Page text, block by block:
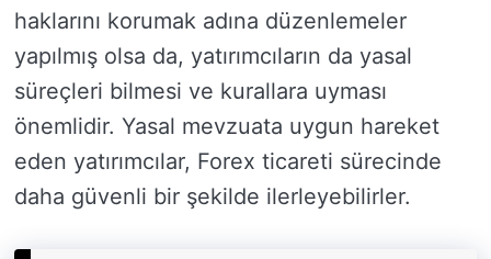
haklarını korumak adına düzenlemeler
yapılmış olsa da, yatırımcıların da yasal
süreçleri bilmesi ve kurallara uyması
önemlidir. Yasal mevzuata uygun hareket
eden yatırımcılar, Forex ticareti sürecinde
daha güvenli bir şekilde ilerleyebilirler.